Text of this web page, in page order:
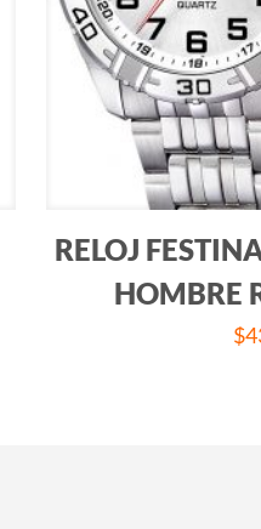
RELOJ
HOMBRE
$